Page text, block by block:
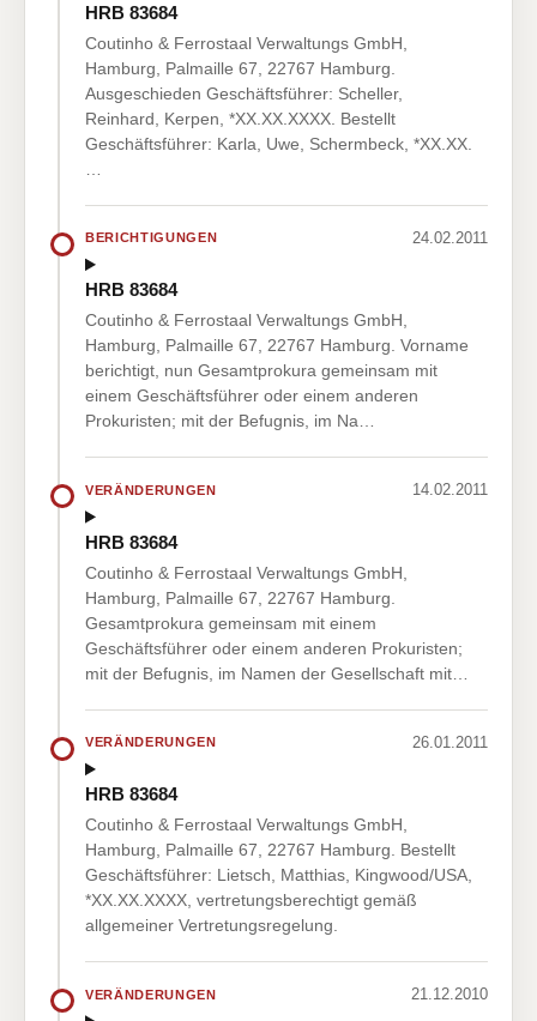
HRB 83684
Coutinho & Ferrostaal Verwaltungs GmbH,
Hamburg, Palmaille 67, 22767 Hamburg.
Ausgeschieden Geschäftsführer: Scheller,
Reinhard, Kerpen, *XX.XX.XXXX. Bestellt
Geschäftsführer: Karla, Uwe, Schermbeck, *XX.XX.
BERICHTIGUNGEN 24.02.2011
HRB 83684
Coutinho & Ferrostaal Verwaltungs GmbH,
Hamburg, Palmaille 67, 22767 Hamburg. Vorname
berichtigt, nun Gesamtprokura gemeinsam mit
einem Geschäftsführer oder einem anderen
Prokuristen; mit der Befugnis, im Na…
VERÄNDERUNGEN 14.02.2011
HRB 83684
Coutinho & Ferrostaal Verwaltungs GmbH,
Hamburg, Palmaille 67, 22767 Hamburg.
Gesamtprokura gemeinsam mit einem
Geschäftsführer oder einem anderen Prokuristen;
mit der Befugnis, im Namen der Gesellschaft mit…
VERÄNDERUNGEN 26.01.2011
HRB 83684
Coutinho & Ferrostaal Verwaltungs GmbH,
Hamburg, Palmaille 67, 22767 Hamburg. Bestellt
Geschäftsführer: Lietsch, Matthias, Kingwood/USA,
*XX.XX.XXXX, vertretungsberechtigt gemäß
allgemeiner Vertretungsregelung.
VERÄNDERUNGEN 21.12.2010